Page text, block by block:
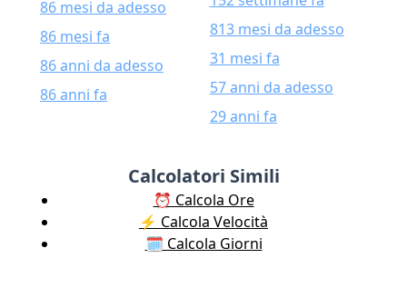
86 mesi da adesso
86 mesi fa
86 anni da adesso
86 anni fa
813 mesi da adesso
31 mesi fa
57 anni da adesso
29 anni fa
Calcolatori Simili
⏰ Calcola Ore
⚡️ Calcola Velocità
🗓️ Calcola Giorni